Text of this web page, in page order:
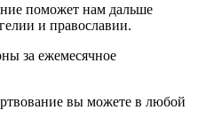
поможет нам дальше
и православии.
за ежемесячное
вы можете в любой